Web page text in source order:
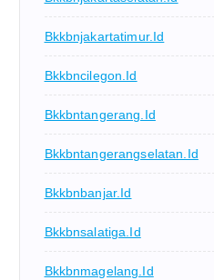
Bkkbnjakartatimur.id
Bkkbncilegon.id
Bkkbntangerang.id
Bkkbntangerangselatan.id
Bkkbnbanjar.id
Bkkbnsalatiga.id
Bkkbnmagelang.id